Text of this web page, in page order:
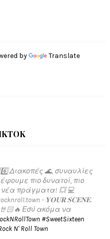
by Translate
🌊, συναυλίες
πιο δυνατοί, πιο
νέα πράγματα! 💥 💻
- 𝐘𝐎𝐔𝐑 𝐒𝐂𝐄𝐍𝐄.
Εσύ ακόμα να
#SweetSixteen
N' Roll Town